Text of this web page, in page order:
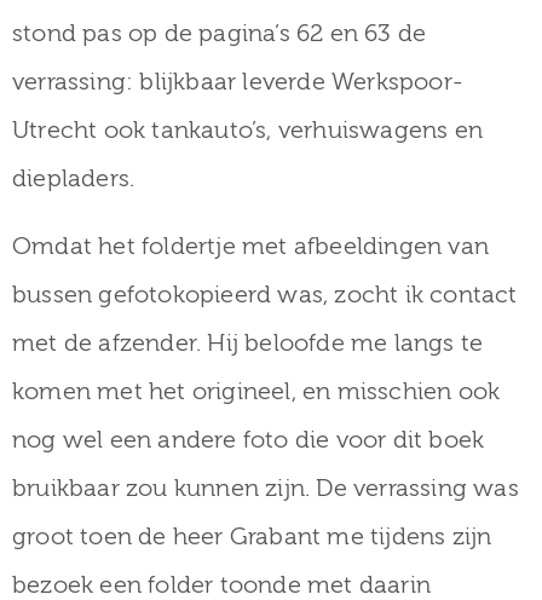
stond pas op de pagina’s 62 en 63 de
verrassing: blijkbaar leverde Werkspoor-
Utrecht ook tankauto’s, verhuiswagens en
diepladers.
Omdat het foldertje met afbeeldingen van
bussen gefotokopieerd was, zocht ik contact
met de afzender. Hij beloofde me langs te
komen met het origineel, en misschien ook
nog wel een andere foto die voor dit boek
bruikbaar zou kunnen zijn. De verrassing was
groot toen de heer Grabant me tijdens zijn
bezoek een folder toonde met daarin